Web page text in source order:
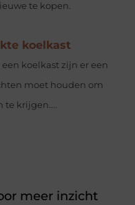
te kopen.
koelkast
koelkast zijn er een
moet houden om
te krijgen....
meer inzicht